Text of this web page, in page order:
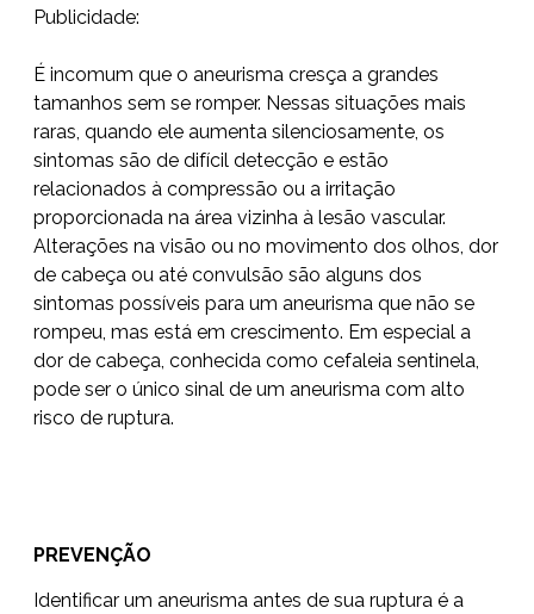
Publicidade:
É incomum que o aneurisma cresça a grandes
tamanhos sem se romper. Nessas situações mais
raras, quando ele aumenta silenciosamente, os
sintomas são de difícil detecção e estão
relacionados à compressão ou a irritação
proporcionada na área vizinha à lesão vascular.
Alterações na visão ou no movimento dos olhos, dor
de cabeça ou até convulsão são alguns dos
sintomas possíveis para um aneurisma que não se
rompeu, mas está em crescimento. Em especial a
dor de cabeça, conhecida como cefaleia sentinela,
pode ser o único sinal de um aneurisma com alto
risco de ruptura.
PREVENÇÃO
Identificar um aneurisma antes de sua ruptura é a